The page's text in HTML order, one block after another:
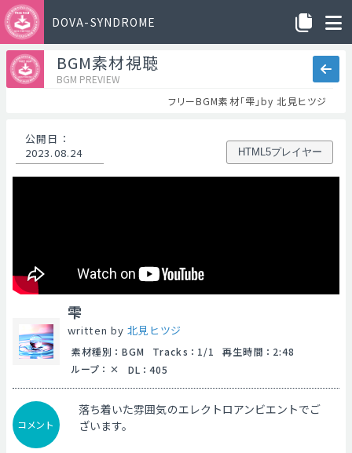
DOVA-SYNDROME
BGM素材視聴
BGM PREVIEW
フリーBGM素材「雫」by 北見ヒツジ
公開日 ：
2023.08.24
HTML5プレイヤー
雫
written by北見ヒツジ
素材種別 ： BGM Tracks ： 1/1 再生時間 ： 2:48
ループ ： DL ： 405
コメント
落ち着いた雰囲気のエレクトロアンビエントでご
ざいます。